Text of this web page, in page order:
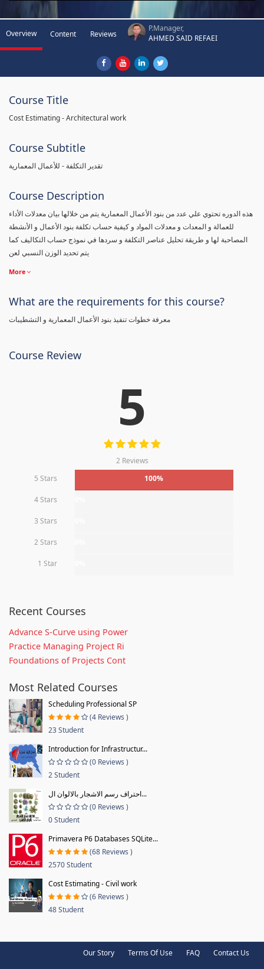
Overview Content Reviews
P.Manager,
AHMED SAID REFAEI
Course Title
Cost Estimating - Architectural work
Course Subtitle
تقدير التكلفة - للأعمال المعمارية
Course Description
هذه الدوره تحتوي علي عدد من بنود الأعمال المعمارية يتم من خلالها بيان معدلات الأداء
للعمالة و المعدات و معدلات المواد و كيفية حساب تكلفة بنود الأعمال و الأنشطة
المصاحبة لها و طريقة تحليل عناصر التكلفة و سردها في نموذج حساب التكاليف كما
يتم تحديد الوزن النسبي لعن
More
What are the requirements for this course?
معرفة خطوات تنفيذ بنود الأعمال المعمارية و التشطيبات
Course Review
5
2 Reviews
5 Stars
100%
4 Stars
3 Stars
2 Stars
1 Star
Recent Courses
Advance S-Curve using Power
Practice Managing Project Ri
Foundations of Projects Cont
Most Related Courses
Scheduling Professional SP
(4 Reviews )
23 Student
Introduction for Infrastructur...
(0 Reviews )
2 Student
احتراف رسم الاشجار بالالوان ال...
(0 Reviews )
0 Student
Primavera P6 Databases SQLite...
(68 Reviews )
2570 Student
Cost Estimating - Civil work
(6 Reviews )
48 Student
Our Story Terms Of Use FAQ Contact Us